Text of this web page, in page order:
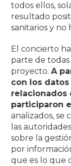
todos ellos,
resultado
sanitarios y no
El concierto
parte de todas
proyecto.A
con los
relacionados
participaron
analizados, se
las
sobre la
por
que es lo que